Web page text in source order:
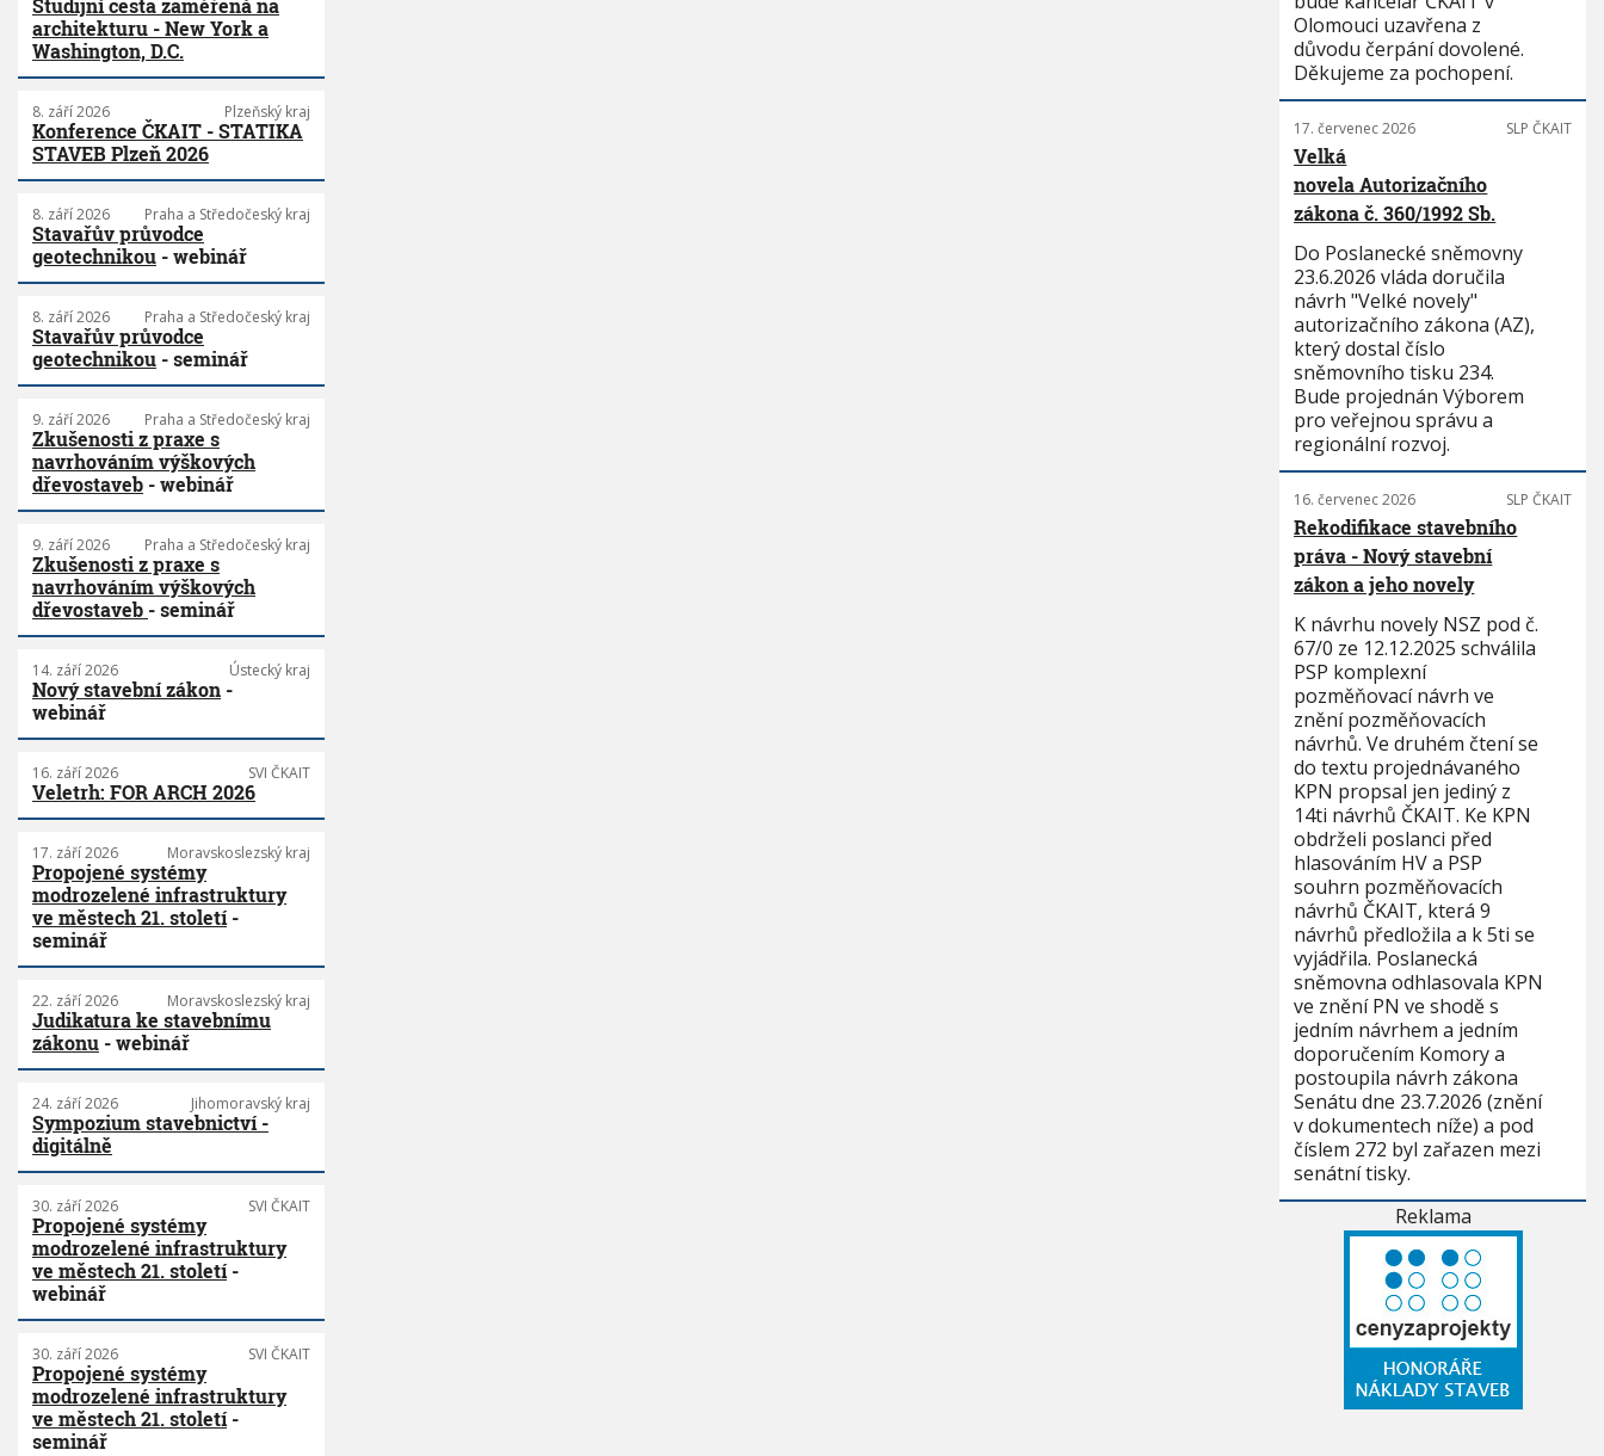
Studijní cesta zaměřená na
architekturu - New York a
Washington, D.C.
8. září 2026 Plzeňský kraj
Konference ČKAIT - STATIKA
STAVEB Plzeň 2026
8. září 2026 Praha a Středočeský kraj
Stavařův průvodce
geotechnikou - webinář
8. září 2026 Praha a Středočeský kraj
Stavařův průvodce
geotechnikou - seminář
9. září 2026 Praha a Středočeský kraj
Zkušenosti z praxe s
navrhováním výškových
dřevostaveb - webinář
9. září 2026 Praha a Středočeský kraj
Zkušenosti z praxe s
navrhováním výškových
dřevostaveb - seminář
14. září 2026 Ústecký kraj
Nový stavební zákon -
webinář
16. září 2026 SVI ČKAIT
Veletrh: FOR ARCH 2026
17. září 2026 Moravskoslezský kraj
Propojené systémy
modrozelené infrastruktury
ve městech 21. století-
seminář
22. září 2026 Moravskoslezský kraj
Judikatura ke stavebnímu
zákonu - webinář
24. září 2026 Jihomoravský kraj
Sympozium stavebnictví -
digitálně
30. září 2026 SVI ČKAIT
Propojené systémy
modrozelené infrastruktury
ve městech 21. století-
webinář
30. září 2026 SVI ČKAIT
Propojené systémy
modrozelené infrastruktury
ve městech 21. století-
seminář
Olomouci uzavřena z
důvodu čerpání dovolené.
Děkujeme za pochopení.
17. červenec 2026 SLP ČKAIT
Velká
novela Autorizačního
zákona č. 360/1992 Sb.
Do Poslanecké sněmovny
23.6.2026 vláda doručila
návrh "Velké novely"
autorizačního zákona (AZ),
který dostal číslo
sněmovního tisku 234.
Bude projednán Výborem
pro veřejnou správu a
regionální rozvoj.
16. červenec 2026 SLP ČKAIT
Rekodifikace stavebního
práva - Nový stavební
zákon a jeho novely
K návrhu novely NSZ pod č.
67/0 ze 12.12.2025 schválila
PSP komplexní
pozměňovací návrh ve
znění pozměňovacích
návrhů. Ve druhém čtení se
do textu projednávaného
KPN propsal jen jediný z
14ti návrhů ČKAIT. Ke KPN
obdrželi poslanci před
hlasováním HV a PSP
souhrn pozměňovacích
návrhů ČKAIT, která 9
návrhů předložila a k 5ti se
vyjádřila. Poslanecká
sněmovna odhlasovala KPN
ve znění PN ve shodě s
jedním návrhem a jedním
doporučením Komory a
postoupila návrh zákona
Senátu dne 23.7.2026 (znění
v dokumentech níže) a pod
číslem 272 byl zařazen mezi
senátní tisky.
Reklama